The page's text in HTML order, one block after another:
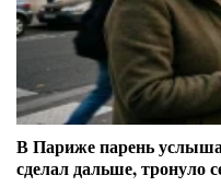
В Париже парень
сделал дальше, тронуло